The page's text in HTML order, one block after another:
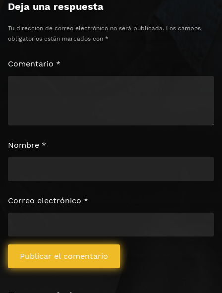
Deja una respuesta
Tu dirección de correo electrónico no será publicada. Los campos
obligatorios están marcados con *
Comentario *
Nombre *
Correo electrónico *